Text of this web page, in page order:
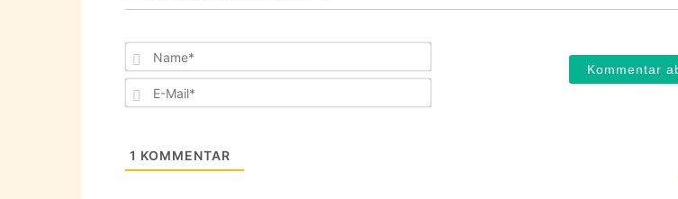
Name*
E-
1 KOMMENTAR